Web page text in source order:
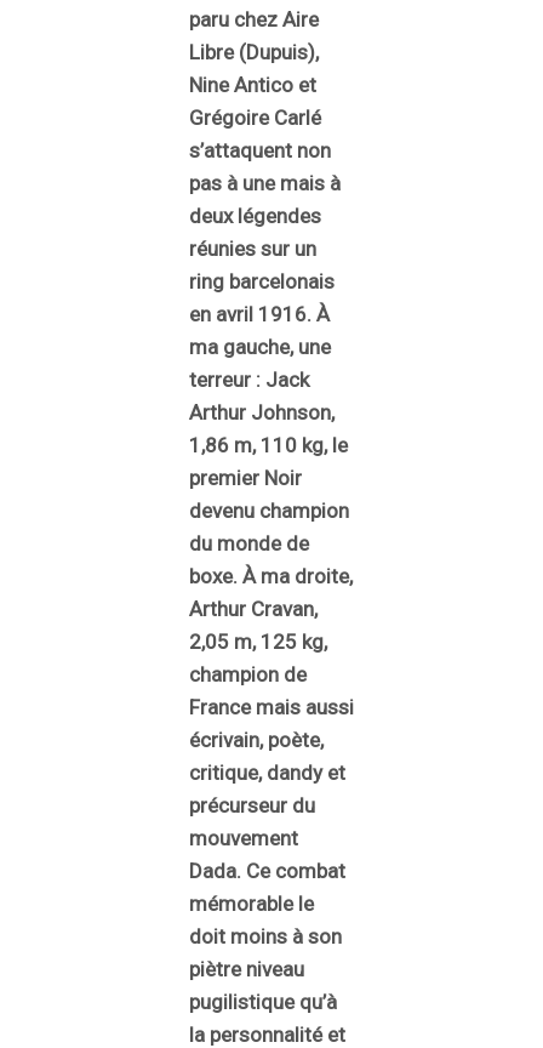
paru chez Aire
Libre (Dupuis),
Nine Antico et
Grégoire Carlé
s’attaquent non
pas à une mais à
deux légendes
réunies sur un
ring barcelonais
en avril 1916. À
ma gauche, une
terreur : Jack
Arthur Johnson,
1,86 m, 110 kg, le
premier Noir
devenu champion
du monde de
boxe. À ma droite,
Arthur Cravan,
2,05 m, 125 kg,
champion de
France mais aussi
écrivain, poète,
critique, dandy et
précurseur du
mouvement
Dada. Ce combat
mémorable le
doit moins à son
piètre niveau
pugilistique qu’à
la personnalité et